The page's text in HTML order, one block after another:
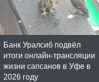
Банк Уралсиб подвёл
итоги онлайн-трансляции
жизни сапсанов в Уфе в
2026 году